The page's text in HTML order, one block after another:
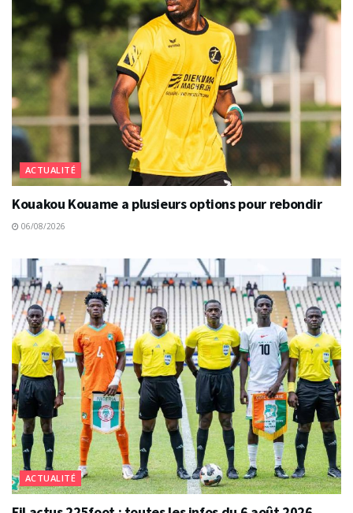
ACTUALITÉ
Kouakou Kouame a plusieurs options pour rebondir
06/08/2026
ACTUALITÉ